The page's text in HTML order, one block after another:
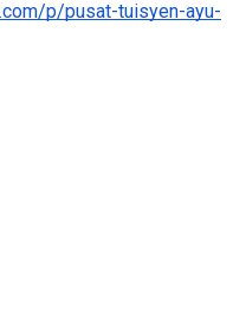
p/pusat-tuisyen-ayu-